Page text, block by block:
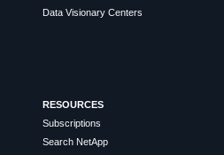
Data Visionary Centers
RESOURCES
Subscriptions
Search NetApp